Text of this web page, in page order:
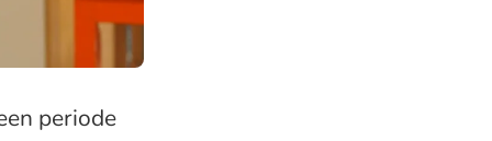
periode